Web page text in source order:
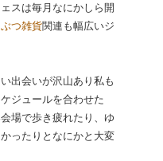
スは毎月なにかしら開
つ雑貨関連も幅広いジ
出会いが沢山あり私も
ジュールを合わせた
場で歩き疲れたり、ゆ
ったりとなにかと大変